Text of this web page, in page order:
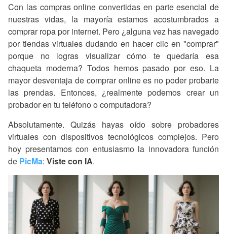
Con las compras online convertidas en parte esencial de
nuestras vidas, la mayoría estamos acostumbrados a
comprar ropa por internet. Pero ¿alguna vez has navegado
por tiendas virtuales dudando en hacer clic en "comprar"
porque no logras visualizar cómo te quedaría esa
chaqueta moderna? Todos hemos pasado por eso. La
mayor desventaja de comprar online es no poder probarte
las prendas. Entonces, ¿realmente podemos crear un
probador en tu teléfono o computadora?
Absolutamente. Quizás hayas oído sobre probadores
virtuales con dispositivos tecnológicos complejos. Pero
hoy presentamos con entusiasmo la innovadora función
de PicMa: Viste con IA.